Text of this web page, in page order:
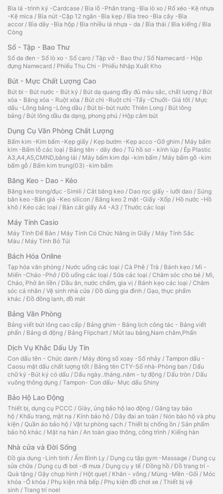
Bìa lá -trình ký -Cardcase / Bìa lỗ -Phân trang -Bìa lò xo / Rổ xéo -Kệ nhựa
-Kệ mica / Bìa nút -Cặp 12 ngăn -Bìa kẹp / Bìa treo -Bìa cây -Bìa
accor / Bìa dây -Bìa hộp / Bìa nhiều lá nhựa - da / Bìa thái / Bìa kiếng / Bìa
Còng
Sổ - Tập - Bao Thư
Sổ da đen - Sổ lò xo - Sổ caro / Tập vở - Bao thư/ Sổ Namecard - Hộp
đựng Namecard / Phiếu Thu Chi - Phiếu Nhập Xuất Kho
Bút - Mực Chất Lượng Cao
Bút bi - Bút nước - Bút ký / Bút dạ quang đầy đủ màu sắc, chất lượng / Bút
xóa - Băng xóa - Ruột xóa / Bút chì -Ruột chì -Tẩy -Chuốt- Giá tốt / Mực
dấu -Lông bảng -Lông dầu / Bút bi-bút nước Thiên Long / Bút lông
bảng / Bút lông dầu đa dạng, phong phú / Hộp cắm bút
Dụng Cụ Văn Phòng Chất Lượng
Bấm kim -Kim bấm -Kẹp giấy / Kẹp bướm -Kẹp acco -Gỡ ghim / Máy bấm
kim -Bấm lỗ các loại / Bảng tên - dây đeo / Tủ hồ sơ - kính lúp / Ép Plastic
A3,A4,A5,CMND,bằng lái / Máy bấm kim đại -kim bấm / Máy bấm gỗ -kim
bấm gỗ / Bấm kim trung(03) -kim bấm
Băng Keo - Dao - Kéo
Băng keo trong/đục -Simili / Cắt băng keo / Dao rọc giấy - lưỡi dao / Súng
bắn keo -Bắn giá -Keo silicon / Băng keo 2 mặt -Giấy -Xốp / Hồ nước -Hồ
khô / Kéo các loại / Bàn cắt giấy A4 -A3 / Thước các loại
Máy Tính Casio
Máy Tính Để Bàn / Máy Tính Có Chức Năng in Giấy / Máy Tính Sắc
Màu / Máy Tính Bỏ Túi
Bách Hóa Online
Tạp hóa văn phòng / Nước uống các loại / Cà Phê / Trà / Bánh kẹo / Mì -
Miến -Cháo -Phở /Đồ uống các loại / Sữa các loại / Chăm sóc cho bé / Mì,
Cháo, Phở ăn liền / Dầu ăn, nước chấm, gia vị / Bánh kẹo các loại / Chăm
sóc cá nhân / Vệ sinh nhà cửa /Đồ dùng gia đình / Gạo, thực phẩm
khác /Đồ đông lạnh, đồ mát
Bảng Văn Phòng
Bảng viết bút lông cao cấp / Bảng ghim - Bảng lịch công tác - Bảng viết
phấn / Bảng di động / Bảng Flipchart / Mút lau bảng,Nam châm,Phấn
Dịch Vụ Khắc Dấu Uy Tín
Con dấu tên - Chức danh / Máy đóng số xoay -Số nhảy / Tampon dấu -
Caosu mặt dấu chất lượng tốt / Bảng tên CTY-Số nhà-Phòng ban / Dấu
chữ ký -Bút ký có dấu / Dấu ngày..tháng..năm - tự động / Dấu tròn / Dấu
vuông thông dụng / Tampon- Con dấu- Mực dấu Shiny
Bảo Hộ Lao Động
Thiết bị, dụng cụ PCCC / Giày, ủng bảo hộ lao động / Găng tay bảo
hộ / Khẩu trang, mặt nạ / Kính bảo hộ / Dây đai an toàn / Nón bảo hộ và phụ
kiện / Quần áo bảo hộ / Vật tư phòng sạch / Thiết bị chống ồn / Sản phẩm
bảo hộ khác / Mặt nạ hàn / An toàn giao thông, công trình / Kiếng hàn
Nhà cửa và Đời Sống
Đồ gia dụng -Linh tinh / Ấm Bình Ly / Dụng cụ tập gym -Massage / Dụng cụ
sửa chữa / Dụng cụ đi bơi -đi mưa / Dụng cụ y tế /Đồng hồ /Đồ trang trí -
Quà tặng / Gậy chụp hình / Hột quẹt / Khăn - võng / Mùng -Mền -Gối / Móc
khóa -Ổ khóa / Phụ kiện nhà bếp / Phụ kiện đồ chơi xe / Thiết bị vệ
sinh / Trang trí noel